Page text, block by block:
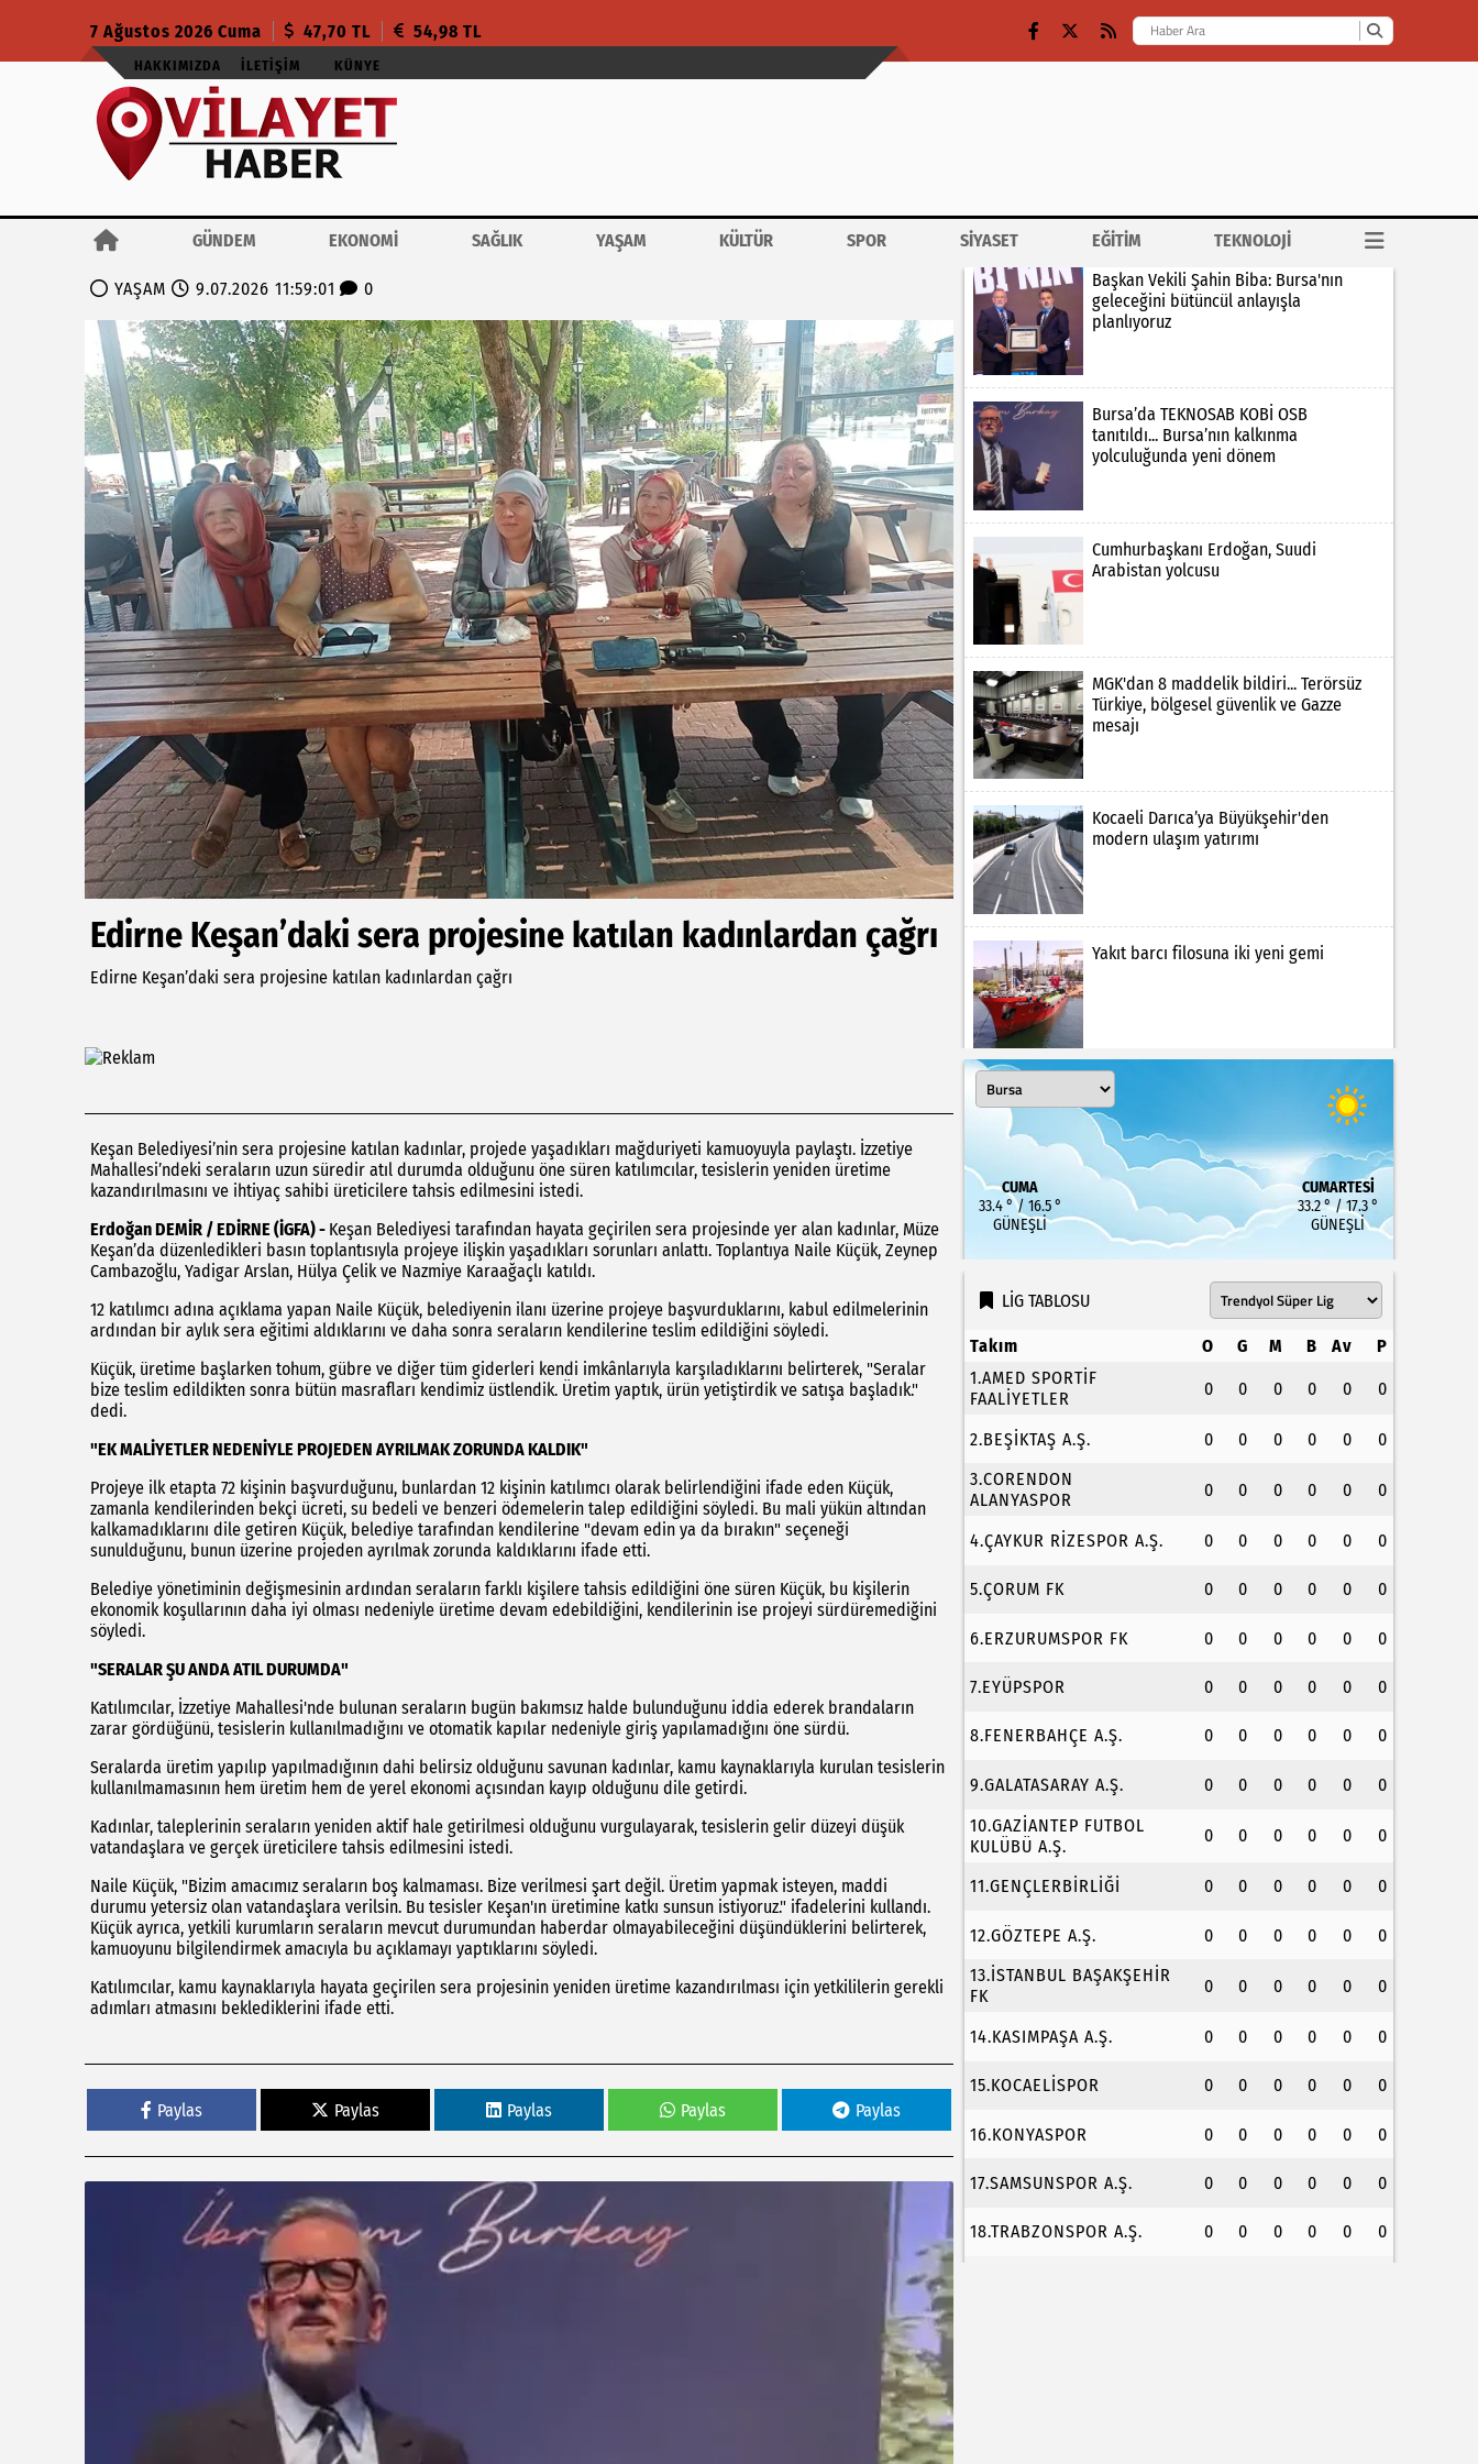
7 Ağustos 2026 Cuma 47,70 TL 54,98 TL
HAKKIMIZDA İLETIŞIM KÜNYE
GÜNDEM EKONOMİ SAĞLIK YAŞAM KÜLTÜR SPOR SİYASET EĞİTİM TEKNOLOJİ
YAŞAM 9.07.2026 11:59:01 0
Edirne Keşan’daki sera projesine katılan kadınlardan çağrı
Edirne Keşan’daki sera projesine katılan kadınlardan çağrı
Keşan Belediyesi’nin sera projesine katılan kadınlar, projede yaşadıkları mağduriyeti kamuoyuyla paylaştı. İzzetiye
Mahallesi’ndeki seraların uzun süredir atıl durumda olduğunu öne süren katılımcılar, tesislerin yeniden üretime
kazandırılmasını ve ihtiyaç sahibi üreticilere tahsis edilmesini istedi.
Erdoğan DEMİR / EDİRNE (İGFA) - Keşan Belediyesi tarafından hayata geçirilen sera projesinde yer alan kadınlar, Müze
Keşan’da düzenledikleri basın toplantısıyla projeye ilişkin yaşadıkları sorunları anlattı. Toplantıya Naile Küçük, Zeynep
Cambazoğlu, Yadigar Arslan, Hülya Çelik ve Nazmiye Karaağaçlı katıldı.
12 katılımcı adına açıklama yapan Naile Küçük, belediyenin ilanı üzerine projeye başvurduklarını, kabul edilmelerinin
ardından bir aylık sera eğitimi aldıklarını ve daha sonra seraların kendilerine teslim edildiğini söyledi.
Küçük, üretime başlarken tohum, gübre ve diğer tüm giderleri kendi imkânlarıyla karşıladıklarını belirterek, "Seralar
bize teslim edildikten sonra bütün masrafları kendimiz üstlendik. Üretim yaptık, ürün yetiştirdik ve satışa başladık."
dedi.
"EK MALİYETLER NEDENİYLE PROJEDEN AYRILMAK ZORUNDA KALDIK"
Projeye ilk etapta 72 kişinin başvurduğunu, bunlardan 12 kişinin katılımcı olarak belirlendiğini ifade eden Küçük,
zamanla kendilerinden bekçi ücreti, su bedeli ve benzeri ödemelerin talep edildiğini söyledi. Bu mali yükün altından
kalkamadıklarını dile getiren Küçük, belediye tarafından kendilerine "devam edin ya da bırakın" seçeneği
sunulduğunu, bunun üzerine projeden ayrılmak zorunda kaldıklarını ifade etti.
Belediye yönetiminin değişmesinin ardından seraların farklı kişilere tahsis edildiğini öne süren Küçük, bu kişilerin
ekonomik koşullarının daha iyi olması nedeniyle üretime devam edebildiğini, kendilerinin ise projeyi sürdüremediğini
söyledi.
"SERALAR ŞU ANDA ATIL DURUMDA"
Katılımcılar, İzzetiye Mahallesi'nde bulunan seraların bugün bakımsız halde bulunduğunu iddia ederek brandaların
zarar gördüğünü, tesislerin kullanılmadığını ve otomatik kapılar nedeniyle giriş yapılamadığını öne sürdü.
Seralarda üretim yapılıp yapılmadığının dahi belirsiz olduğunu savunan kadınlar, kamu kaynaklarıyla kurulan tesislerin
kullanılmamasının hem üretim hem de yerel ekonomi açısından kayıp olduğunu dile getirdi.
Kadınlar, taleplerinin seraların yeniden aktif hale getirilmesi olduğunu vurgulayarak, tesislerin gelir düzeyi düşük
vatandaşlara ve gerçek üreticilere tahsis edilmesini istedi.
Naile Küçük, "Bizim amacımız seraların boş kalmaması. Bize verilmesi şart değil. Üretim yapmak isteyen, maddi
durumu yetersiz olan vatandaşlara verilsin. Bu tesisler Keşan'ın üretimine katkı sunsun istiyoruz." ifadelerini kullandı.
Küçük ayrıca, yetkili kurumların seraların mevcut durumundan haberdar olmayabileceğini düşündüklerini belirterek,
kamuoyunu bilgilendirmek amacıyla bu açıklamayı yaptıklarını söyledi.
Katılımcılar, kamu kaynaklarıyla hayata geçirilen sera projesinin yeniden üretime kazandırılması için yetkililerin gerekli
adımları atmasını beklediklerini ifade etti.
Paylas Paylas Paylas Paylas Paylas
Başkan Vekili Şahin Biba: Bursa'nın
geleceğini bütüncül anlayışla
planlıyoruz
Bursa’da TEKNOSAB KOBİ OSB
tanıtıldı... Bursa’nın kalkınma
yolculuğunda yeni dönem
Cumhurbaşkanı Erdoğan, Suudi
Arabistan yolcusu
MGK'dan 8 maddelik bildiri... Terörsüz
Türkiye, bölgesel güvenlik ve Gazze
mesajı
Kocaeli Darıca’ya Büyükşehir'den
modern ulaşım yatırımı
Yakıt barcı filosuna iki yeni gemi
CUMA
33.4 ° / 16.5 °
GÜNEŞLI
CUMARTESI
33.2 ° / 17.3 °
GÜNEŞLI
LİG TABLOSU
Takım O G M B Av
P
1.AMED SPORTİF
FAALİYETLER
0 0 0 0 0 0
2.BEŞİKTAŞ A.Ş. 0 0 0 0 0
0
3.CORENDON
ALANYASPOR
0 0 0 0 0 0
4.ÇAYKUR RİZESPOR A.Ş. 0 0 0 0 0 0
5.ÇORUM FK 0 0 0 0 0 0
6.ERZURUMSPOR FK 0 0 0 0 0 0
7.EYÜPSPOR 0 0 0 0 0 0
8.FENERBAHÇE A.Ş. 0 0 0 0 0 0
9.GALATASARAY A.Ş. 0 0 0 0 0
0
10.GAZİANTEP FUTBOL
KULÜBÜ A.Ş.
0 0 0 0 0 0
11.GENÇLERBİRLİĞİ 0 0 0 0 0 0
12.GÖZTEPE A.Ş. 0 0 0 0 0
0
13.İSTANBUL BAŞAKŞEHİR
FK
0 0 0 0 0 0
14.KASIMPAŞA A.Ş. 0 0 0 0 0 0
15.KOCAELİSPOR 0 0 0 0 0 0
16.KONYASPOR 0 0 0 0 0 0
17.SAMSUNSPOR A.Ş. 0 0 0 0 0 0
18.TRABZONSPOR A.Ş. 0 0 0 0 0 0